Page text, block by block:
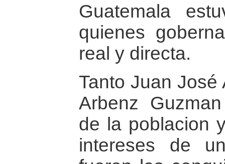
Guatemala
quienes
real y directa.
Tanto Juan
Arbenz
de la poblacion
intereses de